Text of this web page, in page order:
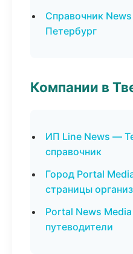
Справочник
Петербург
Компании в
ИП Line News —
справочник
Город Portal
страницы
Portal News
путеводители